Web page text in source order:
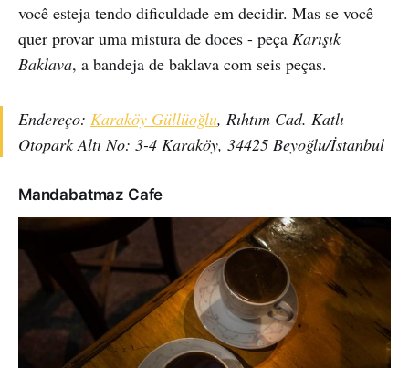
você esteja tendo dificuldade em decidir. Mas se você
quer provar uma mistura de doces - peça Karışık
Baklava, a bandeja de baklava com seis peças.
Endereço: Karaköy Güllüoğlu, Rıhtım Cad. Katlı
Otopark Altı No: 3-4 Karaköy, 34425 Beyoğlu/İstanbul
Mandabatmaz Cafe